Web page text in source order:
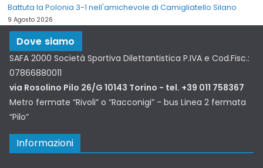
Battuta la Polonia 3-1 nell'amichevole di Camigliatello Silano
9 Agosto 2026
Dove siamo
SAFA 2000 Società Sportiva Dilettantistica P.IVA e Cod.Fisc.:
07866880011
via Rosolino Pilo 26/G 10143 Torino - tel. +39 011 758367
Metro fermate “Rivoli” o “Racconigi” - bus Linea 2 fermata
“Pilo”
Informazioni